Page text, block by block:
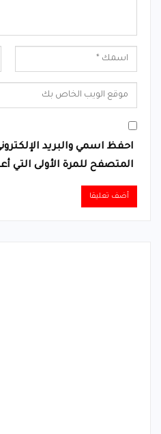
احفظ اسمي والبريد
المتصفح للمرة الأولى التي